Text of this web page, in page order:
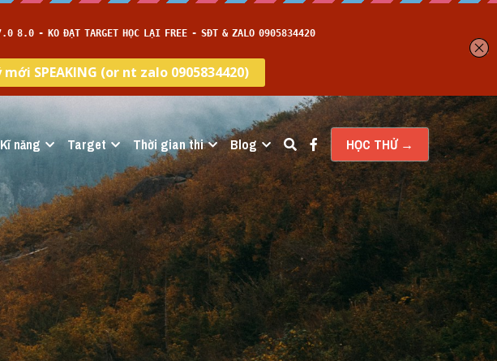
Kĩ năng Target Thời gian thi Blog HỌC THỬ →